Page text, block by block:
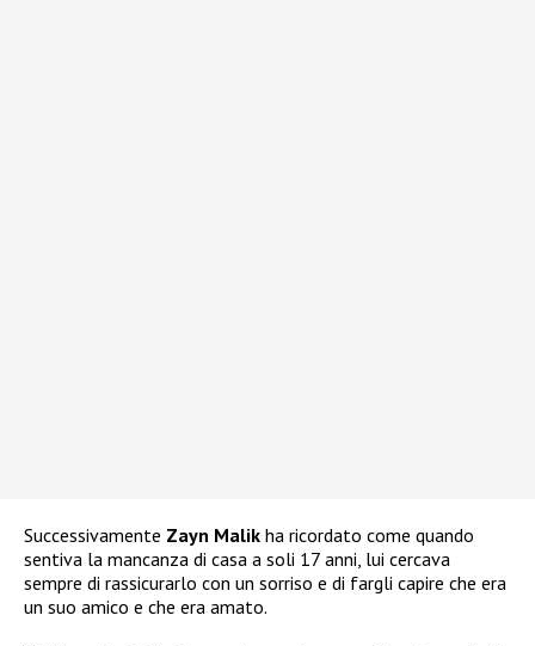
Successivamente Zayn Malik ha ricordato come quando
sentiva la mancanza di casa a soli 17 anni, lui cercava
sempre di rassicurarlo con un sorriso e di fargli capire che era
un suo amico e che era amato.